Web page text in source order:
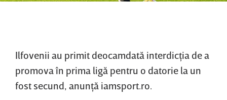
Ilfovenii au primit deocamdată interdicţia de a
promova în prima ligă pentru o datorie la un
fost secund, anunţă iamsport.ro.